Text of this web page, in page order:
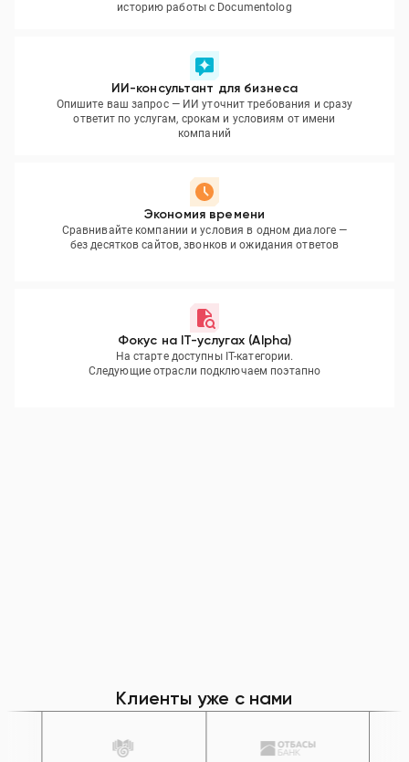
историю работы с Documentolog
ИИ-консультант для бизнеса
Опишите ваш запрос — ИИ уточнит требования и сразу
ответит по услугам, срокам и условиям от имени
компаний
Экономия времени
Сравнивайте компании и условия в одном диалоге —
без десятков сайтов, звонков и ожидания ответов
Фокус на IT-услугах (Alpha)
На старте доступны IT-категории.
Следующие отрасли подключаем поэтапно
Клиенты уже с нами